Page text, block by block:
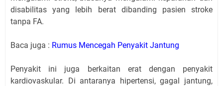
disabilitas yang lebih berat dibanding pasien stroke
tanpa FA.
Baca juga : Rumus Mencegah Penyakit Jantung
Penyakit ini juga berkaitan erat dengan penyakit
kardiovaskular. Di antaranya hipertensi, gagal jantung,